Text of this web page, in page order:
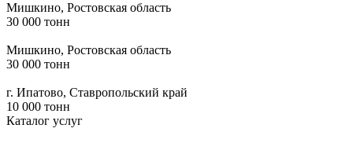
Мишкино, Ростовская область
30 000 тонн
Мишкино, Ростовская область
30 000 тонн
г. Ипатово, Ставропольский край
10 000 тонн
Каталог услуг